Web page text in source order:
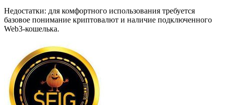
Недостатки: для комфортного использования требуется
базовое понимание криптовалют и наличие подключенного
Web3-кошелька.